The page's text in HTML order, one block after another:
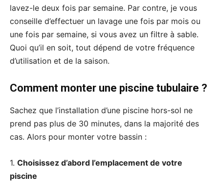
lavez-le deux fois par semaine. Par contre, je vous
conseille d’effectuer un lavage une fois par mois ou
une fois par semaine, si vous avez un filtre à sable.
Quoi qu’il en soit, tout dépend de votre fréquence
d’utilisation et de la saison.
Comment monter une piscine tubulaire ?
Sachez que l’installation d’une piscine hors-sol ne
prend pas plus de 30 minutes, dans la majorité des
cas. Alors pour monter votre bassin :
1. Choisissez d’abord l’emplacement de votre
piscine